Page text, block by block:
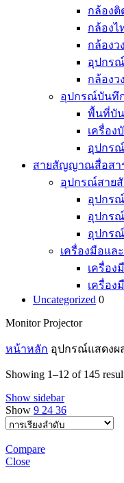
กล้องติ
กล้องไ
กล้องว
อุปกรณ์
กล้องว
อุปกรณ์บันทึ
พื้นที่บั
เครื่อง
อุปกร
สายสัญญาณสื่อสา
อุปกรณ์สาย
อุปกร
อุปกร
อุปกร
เครื่องมือแล
เครื่อง
เครื่อง
Uncategorized 0
Monitor Projector
หน้าหลัก อุปกรณ์แสดงผ
Showing 1–12 of 145
Show sidebar
Show 9 24 36
Compare
Close